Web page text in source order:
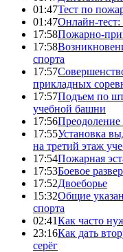
01:47Тест по
01:47Онлайн-
17:58Пожарно-
17:58
спорта
17:57
прикладных
17:57Подъем по
учебной башни
17:56Преодоление
17:55Установка
на третий этаж
17:54Пожарная
17:53Боевое
17:52Двоеборье
15:32Общие
спорта
02:41Как часто
23:16Как дать
серёг